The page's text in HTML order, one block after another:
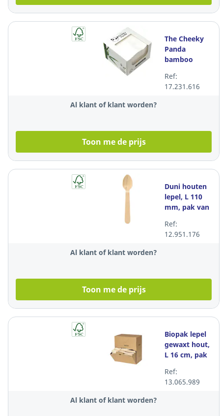
The Cheeky
Panda
bamboo
laags, 25 x 25
cm, pak van
Ref:
17.231.616
Al klant of klant worden?
Toon me de prijs
Duni houten
lepel, L 110
mm, pak van
Ref:
12.951.176
Al klant of klant worden?
Toon me de prijs
Biopak lepel
gewaxt hout,
L 16 cm, pak
lepels
Ref:
13.065.989
Al klant of klant worden?